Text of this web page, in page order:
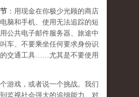
：用现金在你极少光顾的商店
脑和手机、使用无法追踪的短
公共电子邮件服务器、旅途中
车、不要乘坐任何要求身份识
交通工具……尤其是不要使用
游戏，或者说一个挑战。我们
监视社会强大的追缉能力、对